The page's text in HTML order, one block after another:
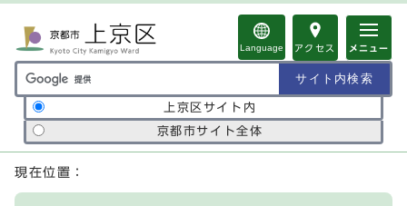
Language アクセス メニュー
サイト内検索の範囲
上京区サイト内
京都市サイト全体
ここから本文です
現在位置：